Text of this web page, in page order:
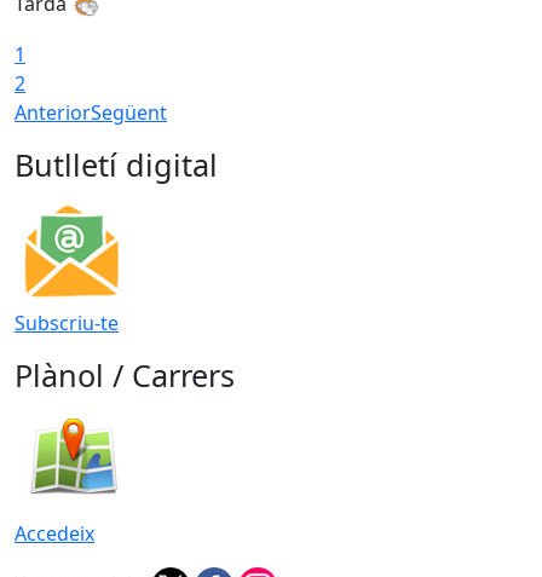
1
2
AnteriorSegüent
Butlletí digital
Subscriu-te
Plànol / Carrers
Accedeix